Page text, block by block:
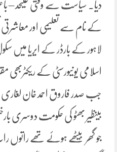
دیا۔ سیاست سے وقتی علیحد –
کے نام سے تعلیمی اور
لاہور کے بارڈر کے ایریا میں
اسلامی یونیورسٹی کے ریکٹربھی
بینظیر بھٹو کی حکومت دوسری
جو گھر بیٹھے ہوئے تھے راتوں